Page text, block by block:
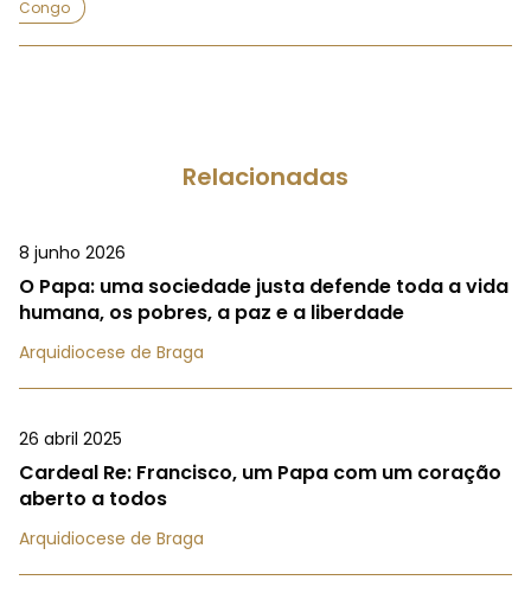
Congo
Relacionadas
8 junho 2026
O Papa: uma sociedade justa defende toda a vida
humana, os pobres, a paz e a liberdade
Arquidiocese de Braga
26 abril 2025
Cardeal Re: Francisco, um Papa com um coração
aberto a todos
Arquidiocese de Braga